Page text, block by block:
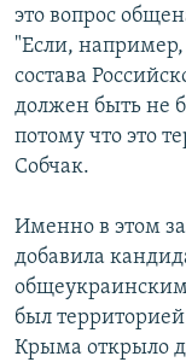
это вопрос
"Если,
состава
должен быть не
потому что это
Собчак.
Именно в этом
добавила
был
Крыма открыло